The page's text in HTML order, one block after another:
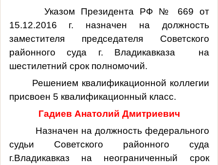
Указом Президента РФ № 669 от
15.12.2016 г. назначен на должность
заместителя председателя Советского
районного суда г. Владикавказа на
шестилетний срок полномочий.
Решением квалификационной коллегии
присвоен 5 квалификационный класс.
Гадиев Анатолий Дмитриевич
Назначен на должность федерального
судьи Советского районного суда
г.Владикавказ на неограниченный срок